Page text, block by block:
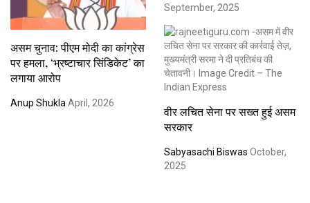
September, 2025
असम चुनाव: पीएम मोदी का कांग्रेस
पर हमला, ‘भ्रष्टाचार सिंडिकेट’ का
लगाया आरोप
Anup Shukla April, 2026
वीर लचित सेना पर सख्त हुई असम
सरकार
Sabyasachi Biswas October,
2025